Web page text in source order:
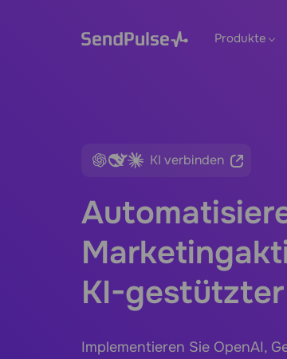
Produkte
KI verbinden
KI-
Implementieren Sie OpenAI,